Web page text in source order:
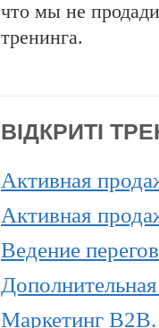
что мы не
тренинга.
ВІДКРИТІ
Активная
Активная
Ведение
Маркетинг